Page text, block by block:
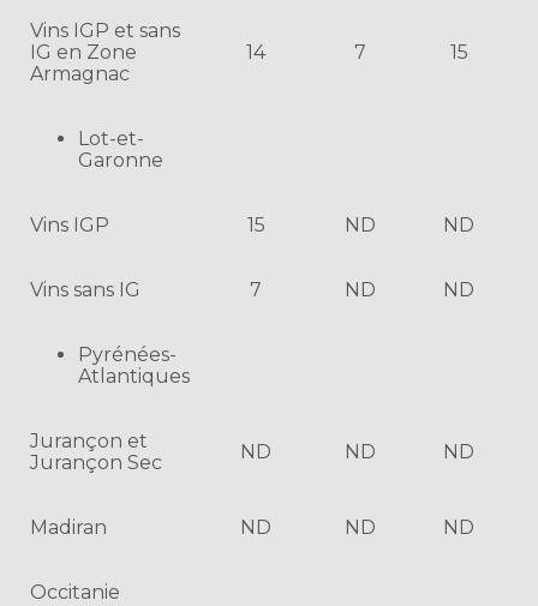
Vins IGP et sans
IG en Zone
Armagnac
14 7 15
Lot-et-
Garonne
Vins IGP 15 ND ND
Vins sans IG 7 ND ND
Pyrénées-
Atlantiques
Jurançon et
Jurançon Sec
ND ND ND
Madiran ND ND ND
Occitanie